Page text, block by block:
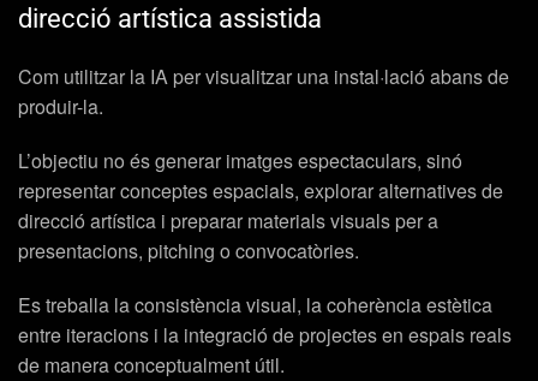
direcció artística assistida
Com utilitzar la IA per visualitzar una instal·lació abans de
produir-la.
L’objectiu no és generar imatges espectaculars, sinó
representar conceptes espacials, explorar alternatives de
direcció artística i preparar materials visuals per a
presentacions, pitching o convocatòries.
Es treballa la consistència visual, la coherència estètica
entre iteracions i la integració de projectes en espais reals
de manera conceptualment útil.